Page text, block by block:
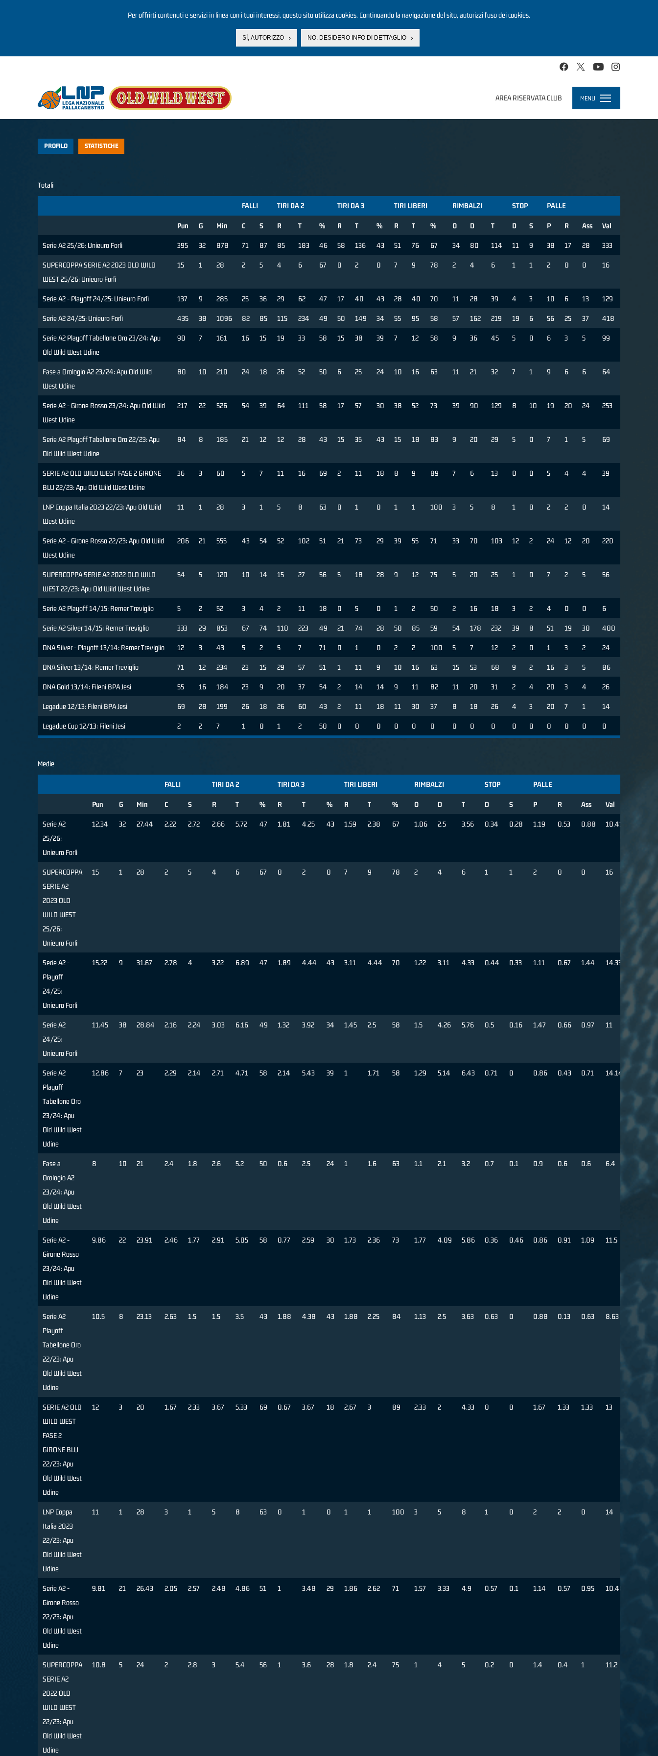
Per offrirti contenuti e servizi in linea con i tuoi interessi, questo sito utilizza cookies. Continuando la navigazione del sito, autorizzi l’uso dei cookies.
SÌ, AUTORIZZO NO, DESIDERO INFO DI DETTAGLIO
AREA RISERVATA CLUB MENU
Toggle
navigation
PROFILO STATISTICHE
Totali
FALLI TIRI DA 2 TIRI DA 3 TIRI LIBERI RIMBALZI STOP PALLE
Pun G Min C S R T % R T % R T % O D T D S P R Ass Val
Serie A2 25/26: Unieuro Forlì 395 32 878 71 87 85 183 46 58 136 43 51 76 67 34 80 114 11 9 38 17 28 333
SUPERCOPPA SERIE A2 2023 OLD WILD
WEST 25/26: Unieuro Forlì
15 1 28 2 5 4 6 67 0 2 0 7 9 78 2 4 6 1 1 2 0 0 16
Serie A2 - Playoff 24/25: Unieuro Forlì 137 9 285 25 36 29 62 47 17 40 43 28 40 70 11 28 39 4 3 10 6 13 129
Serie A2 24/25: Unieuro Forlì 435 38 1096 82 85 115 234 49 50 149 34 55 95 58 57 162 219 19 6 56 25 37 418
Serie A2 Playoff Tabellone Oro 23/24: Apu
Old Wild West Udine
90 7 161 16 15 19 33 58 15 38 39 7 12 58 9 36 45 5 0 6 3 5 99
Fase a Orologio A2 23/24: Apu Old Wild
West Udine
80 10 210 24 18 26 52 50 6 25 24 10 16 63 11 21 32 7 1 9 6 6 64
Serie A2 - Girone Rosso 23/24: Apu Old Wild
West Udine
217 22 526 54 39 64 111 58 17 57 30 38 52 73 39 90 129 8 10 19 20 24 253
Serie A2 Playoff Tabellone Oro 22/23: Apu
Old Wild West Udine
84 8 185 21 12 12 28 43 15 35 43 15 18 83 9 20 29 5 0 7 1 5 69
SERIE A2 OLD WILD WEST FASE 2 GIRONE
BLU 22/23: Apu Old Wild West Udine
36 3 60 5 7 11 16 69 2 11 18 8 9 89 7 6 13 0 0 5 4 4 39
LNP Coppa Italia 2023 22/23: Apu Old Wild
West Udine
11 1 28 3 1 5 8 63 0 1 0 1 1 100 3 5 8 1 0 2 2 0 14
Serie A2 - Girone Rosso 22/23: Apu Old Wild
West Udine
206 21 555 43 54 52 102 51 21 73 29 39 55 71 33 70 103 12 2 24 12 20 220
SUPERCOPPA SERIE A2 2022 OLD WILD
WEST 22/23: Apu Old Wild West Udine
54 5 120 10 14 15 27 56 5 18 28 9 12 75 5 20 25 1 0 7 2 5 56
Serie A2 Playoff 14/15: Remer Treviglio 5 2 52 3 4 2 11 18 0 5 0 1 2 50 2 16 18 3 2 4 0 0 6
Serie A2 Silver 14/15: Remer Treviglio 333 29 853 67 74 110 223 49 21 74 28 50 85 59 54 178 232 39 8 51 19 30 400
DNA Silver - Playoff 13/14: Remer Treviglio 12 3 43 5 2 5 7 71 0 1 0 2 2 100 5 7 12 2 0 1 3 2 24
DNA Silver 13/14: Remer Treviglio 71 12 234 23 15 29 57 51 1 11 9 10 16 63 15 53 68 9 2 16 3 5 86
DNA Gold 13/14: Fileni BPA Jesi 55 16 184 23 9 20 37 54 2 14 14 9 11 82 11 20 31 2 4 20 3 4 26
Legadue 12/13: Fileni BPA Jesi 69 28 199 26 18 26 60 43 2 11 18 11 30 37 8 18 26 4 3 20 7 1 14
Legadue Cup 12/13: Fileni Jesi 2 2 7 1 0 1 2 50 0 0 0 0 0 0 0 0 0 0 0 0 0 0 0
Medie
FALLI TIRI DA 2 TIRI DA 3 TIRI LIBERI RIMBALZI STOP PALLE
Pun G Min C S R T % R T % R T % O D T D S P R Ass Val
Serie A2
25/26:
Unieuro Forlì
12.34 32 27.44 2.22 2.72 2.66 5.72 47 1.81 4.25 43 1.59 2.38 67 1.06 2.5 3.56 0.34 0.28 1.19 0.53 0.88 10.41
SUPERCOPPA
SERIE A2
2023 OLD
WILD WEST
25/26:
Unieuro Forlì
15 1 28 2 5 4 6 67 0 2 0 7 9 78 2 4 6 1 1 2 0 0 16
Serie A2 -
Playoff
24/25:
Unieuro Forlì
15.22 9 31.67 2.78 4 3.22 6.89 47 1.89 4.44 43 3.11 4.44 70 1.22 3.11 4.33 0.44 0.33 1.11 0.67 1.44 14.33
Serie A2
24/25:
Unieuro Forlì
11.45 38 28.84 2.16 2.24 3.03 6.16 49 1.32 3.92 34 1.45 2.5 58 1.5 4.26 5.76 0.5 0.16 1.47 0.66 0.97 11
Serie A2
Playoff
Tabellone Oro
23/24: Apu
Old Wild West
Udine
12.86 7 23 2.29 2.14 2.71 4.71 58 2.14 5.43 39 1 1.71 58 1.29 5.14 6.43 0.71 0 0.86 0.43 0.71 14.14
Fase a
Orologio A2
23/24: Apu
Old Wild West
Udine
8 10 21 2.4 1.8 2.6 5.2 50 0.6 2.5 24 1 1.6 63 1.1 2.1 3.2 0.7 0.1 0.9 0.6 0.6 6.4
Serie A2 -
Girone Rosso
23/24: Apu
Old Wild West
Udine
9.86 22 23.91 2.46 1.77 2.91 5.05 58 0.77 2.59 30 1.73 2.36 73 1.77 4.09 5.86 0.36 0.46 0.86 0.91 1.09 11.5
Serie A2
Playoff
Tabellone Oro
22/23: Apu
Old Wild West
Udine
10.5 8 23.13 2.63 1.5 1.5 3.5 43 1.88 4.38 43 1.88 2.25 84 1.13 2.5 3.63 0.63 0 0.88 0.13 0.63 8.63
SERIE A2 OLD
WILD WEST
FASE 2
GIRONE BLU
22/23: Apu
Old Wild West
Udine
12 3 20 1.67 2.33 3.67 5.33 69 0.67 3.67 18 2.67 3 89 2.33 2 4.33 0 0 1.67 1.33 1.33 13
LNP Coppa
Italia 2023
22/23: Apu
Old Wild West
Udine
11 1 28 3 1 5 8 63 0 1 0 1 1 100 3 5 8 1 0 2 2 0 14
Serie A2 -
Girone Rosso
22/23: Apu
Old Wild West
Udine
9.81 21 26.43 2.05 2.57 2.48 4.86 51 1 3.48 29 1.86 2.62 71 1.57 3.33 4.9 0.57 0.1 1.14 0.57 0.95 10.48
SUPERCOPPA
SERIE A2
2022 OLD
WILD WEST
22/23: Apu
Old Wild West
Udine
10.8 5 24 2 2.8 3 5.4 56 1 3.6 28 1.8 2.4 75 1 4 5 0.2 0 1.4 0.4 1 11.2